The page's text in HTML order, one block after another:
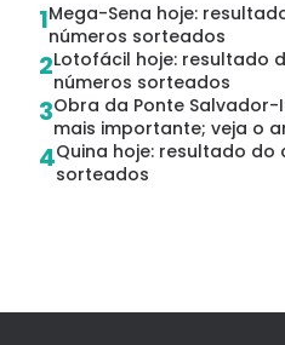
1Mega-Sena hoje:
números sorteados
2Lotofácil hoje: resultado
números sorteados
3Obra da Ponte
mais importante; veja o
4Quina hoje: resultado do
sorteados